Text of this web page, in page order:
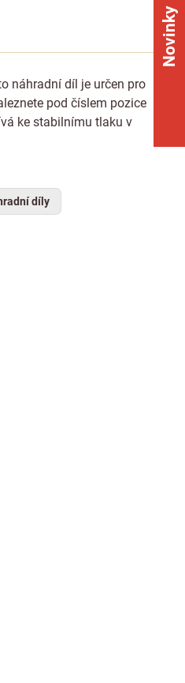
náhradní díl je určen pro
pod číslem pozice
ke stabilnímu tlaku v
díly
Novinky